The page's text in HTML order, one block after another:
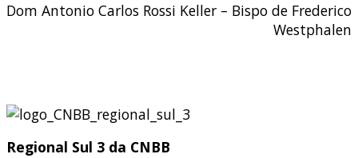
Dom Antonio Carlos Rossi Keller – Bispo de Frederico
Westphalen
Regional Sul 3 da CNBB